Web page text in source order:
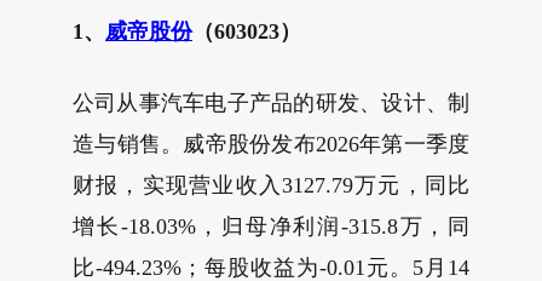
1、 威帝股份（603023）
公司从事汽车电子产品的研发、设计、制
造与销售。威帝股份发布2026年第一季度
财报，实现营业收入3127.79万元，同比
增长-18.03%，归母净利润-315.8万，同
比-494.23%；每股收益为-0.01元。5月14